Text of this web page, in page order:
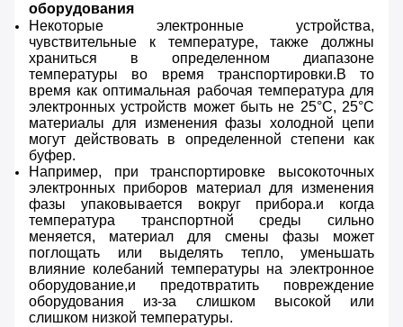
оборудования
Некоторые электронные устройства,
чувствительные к температуре, также должны
храниться в определенном диапазоне
температуры во время транспортировки.В то
время как оптимальная рабочая температура для
электронных устройств может быть не 25°C, 25°C
материалы для изменения фазы холодной цепи
могут действовать в определенной степени как
буфер.
Например, при транспортировке высокоточных
электронных приборов материал для изменения
фазы упаковывается вокруг прибора.и когда
температура транспортной среды сильно
меняется, материал для смены фазы может
поглощать или выделять тепло, уменьшать
влияние колебаний температуры на электронное
оборудование,и предотвратить повреждение
оборудования из-за слишком высокой или
слишком низкой температуры.